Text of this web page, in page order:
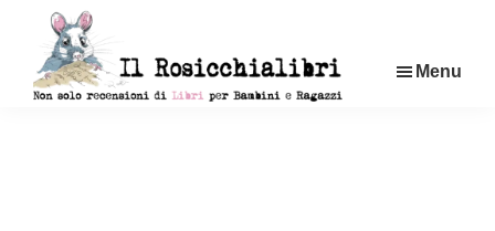
contenuto
Menu